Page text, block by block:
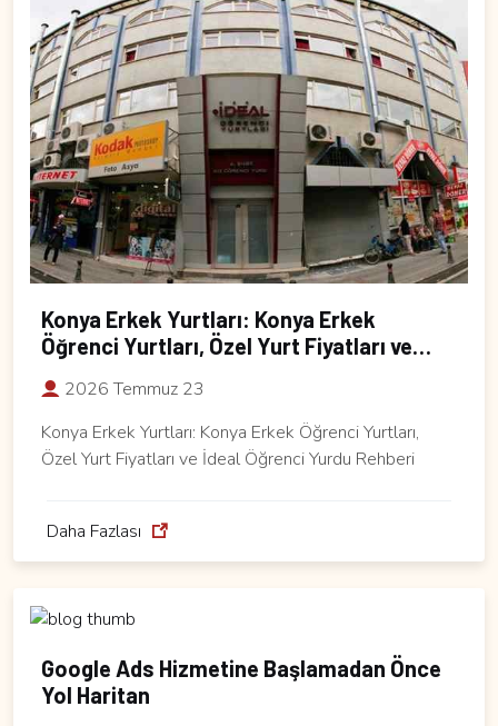
Konya Erkek Yurtları: Konya Erkek
Öğrenci Yurtları, Özel Yurt Fiyatları ve
2026 Temmuz 23
Konya Erkek Yurtları: Konya Erkek Öğrenci Yurtları,
Özel Yurt Fiyatları ve İdeal Öğrenci Yurdu Rehberi
Daha Fazlası
Google Ads Hizmetine Başlamadan Önce
Yol Haritan